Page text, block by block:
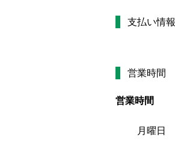
支払い情報
営業時間
営業時間
月曜日